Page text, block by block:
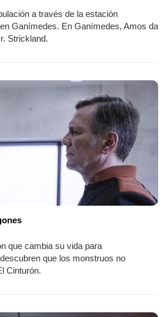
a través de la estación
Ganímedes. En Ganímedes, Amos da
Strickland.
que cambia su vida para
que los monstruos no
Cinturón.